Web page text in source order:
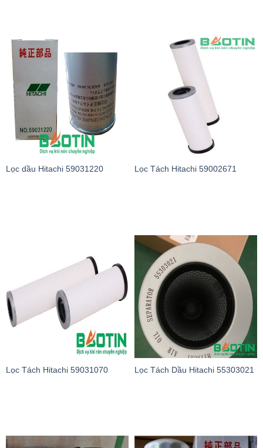
Lọc dầu Hitachi 59031220 Lọc Tách Hitachi 59002671
Lọc Tách Hitachi 59031070 Lọc Tách Dầu Hitachi 55303021